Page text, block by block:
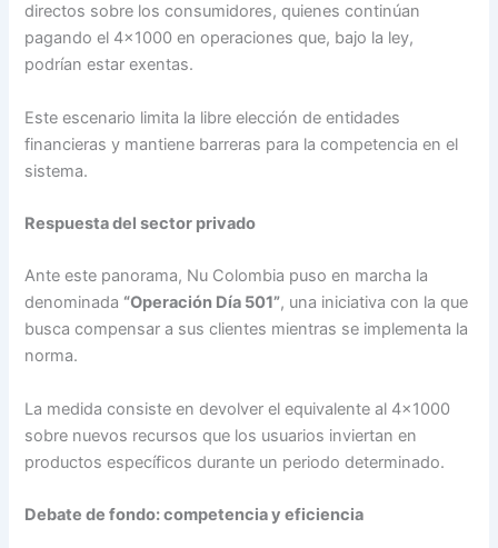
directos sobre los consumidores, quienes continúan
pagando el 4×1000 en operaciones que, bajo la ley,
podrían estar exentas.
Este escenario limita la libre elección de entidades
financieras y mantiene barreras para la competencia en el
sistema.
Respuesta del sector privado
Ante este panorama, Nu Colombia puso en marcha la
denominada “Operación Día 501”, una iniciativa con la que
busca compensar a sus clientes mientras se implementa la
norma.
La medida consiste en devolver el equivalente al 4×1000
sobre nuevos recursos que los usuarios inviertan en
productos específicos durante un periodo determinado.
Debate de fondo: competencia y eficiencia